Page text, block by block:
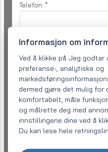
Informasjon om
Ved å klikke på Jeg godtar
preferanse-, analytiske og
dermed gjøre det mulig
komfortabelt, måle
og målrette deg med
innstillingene dine ved å
Du kan lese hele
Telefon: *
Din forespørsel *
Jeg er enig medbehandling av
formål å behandle
Send